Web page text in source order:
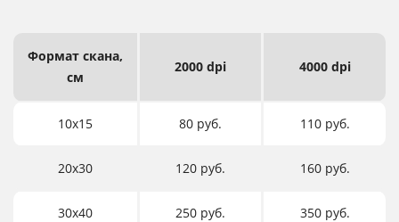
Формат скана,
см
2000 dpi 4000 dpi
10х15 80 руб. 110 руб.
20х30 120 руб. 160 руб.
30х40 250 руб. 350 руб.